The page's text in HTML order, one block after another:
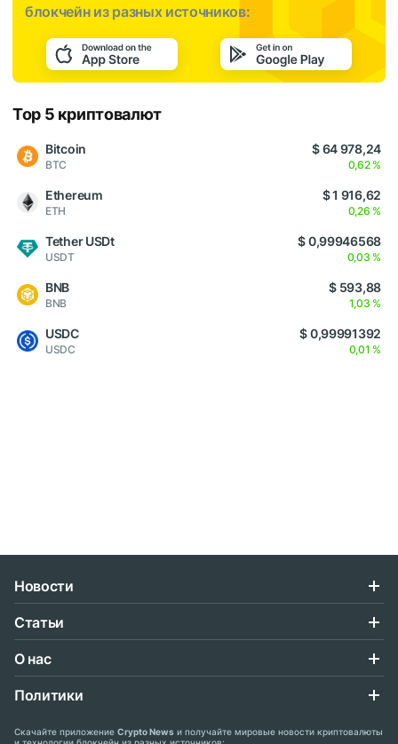
блокчейн из разных источников:
Top 5 криптовалют
Bitcoin
BTC
$ 64 978,24
0,62 %
Ethereum
ETH
$ 1 916,62
0,26 %
Tether USDt
USDT
$ 0,99946568
0,03 %
BNB
BNB
$ 593,88
1,03 %
USDC
USDC
$ 0,99991392
0,01 %
Новости
Статьи
О нас
Политики
Скачайте приложение Crypto News и получайте мировые новости криптовалюты